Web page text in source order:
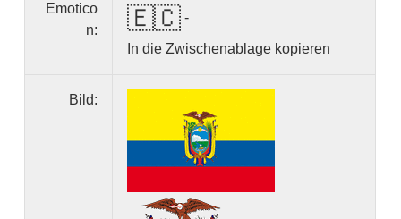
Emotico
n:
🇪🇨 -
In die Zwischenablage kopieren
Bild: